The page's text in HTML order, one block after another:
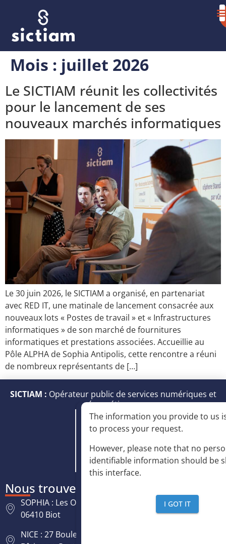
Mois : juillet 2026
Le SICTIAM réunit les collectivités
pour le lancement de ses
nouveaux marchés informatiques
Le 30 juin 2026, le SICTIAM a organisé, en partenariat
avec RED IT, une matinale de lancement consacrée aux
nouveaux lots « Postes de travail » et « Infrastructures
informatiques » de son marché de fournitures
informatiques et prestations associées. Accueillie au
Pôle ALPHA de Sophia Antipolis, cette rencontre a réuni
de nombreux représentants de […]
SICTIAM : Opérateur public de services numériques et
énergétiques
Nous trouver
SOPHIA : Les Oréades, 125 rue des Amandiers,
06410 Biot
NICE : 27 Boulevard Paul Montel Nice Leader -
The information you provide to us
to process your request.
However, please note that no
identifiable information should be
this interface.
I GOT IT